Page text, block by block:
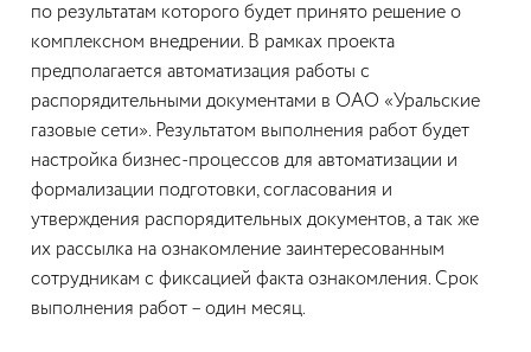
по результатам которого будет принято решение о
комплексном внедрении. В рамках проекта
предполагается автоматизация работы с
распорядительными документами в ОАО «Уральские
газовые сети». Результатом выполнения работ будет
настройка бизнес-процессов для автоматизации и
формализации подготовки, согласования и
утверждения распорядительных документов, а так же
их рассылка на ознакомление заинтересованным
сотрудникам с фиксацией факта ознакомления. Срок
выполнения работ – один месяц.